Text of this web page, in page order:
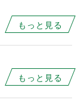
もっと見る
もっと見る